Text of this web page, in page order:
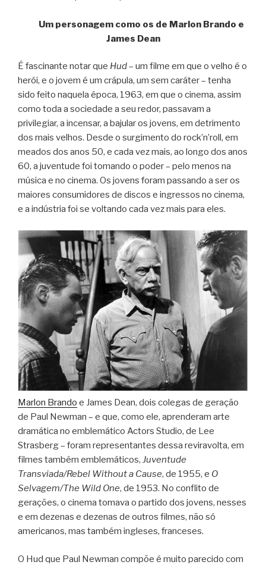
Um personagem como os de Marlon Brando e
James Dean
É fascinante notar que Hud– um filme em que o velho é o
herói, e o jovem é um crápula, um sem caráter – tenha
sido feito naquela época, 1963, em que o cinema, assim
como toda a sociedade a seu redor, passavam a
privilegiar, a incensar, a bajular os jovens, em detrimento
dos mais velhos. Desde o surgimento do rock’n’roll, em
meados dos anos 50, e cada vez mais, ao longo dos anos
60, a juventude foi tomando o poder – pelo menos na
música e no cinema. Os jovens foram passando a ser os
maiores consumidores de discos e ingressos no cinema,
e a indústria foi se voltando cada vez mais para eles.
Marlon Brando e James Dean, dois colegas de geração
de Paul Newman – e que, como ele, aprenderam arte
dramática no emblemático Actors Studio, de Lee
Strasberg – foram representantes dessa reviravolta, em
filmes também emblemáticos, Juventude
Transviada/Rebel Without a Cause, de 1955, e O
Selvagem/The Wild One, de 1953. No conflito de
gerações, o cinema tomava o partido dos jovens, nesses
e em dezenas e dezenas de outros filmes, não só
americanos, mas também ingleses, franceses.
O Hud que Paul Newman compõe é muito parecido com